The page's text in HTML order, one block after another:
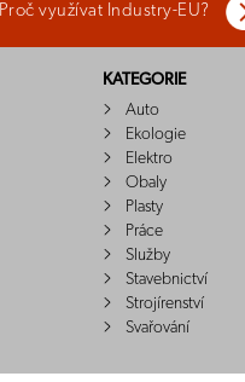
Proč využívat Industry-EU?
KATEGORIE
Auto
Ekologie
Elektro
Obaly
Plasty
Práce
Služby
Stavebnictví
Strojírenství
Svařování